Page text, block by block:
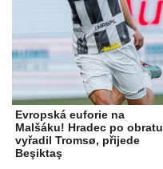
Evropská euforie na
Malšáku! Hradec po obratu
vyřadil Tromsø, přijede
Beşiktaş